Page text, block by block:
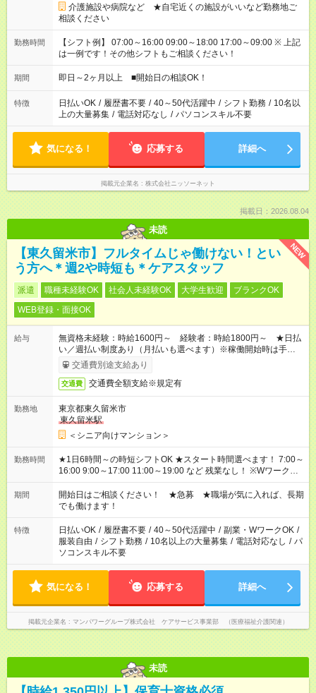
介護施設や病院など ★自宅近くの施設がいいなど勤務地ご
相談ください
勤務時間
【シフト例】 07:00～16:00 09:00～18:00 17:00～09:00 ※ 上記
は一例です！その他シフトもご相談ください！
期間 即日～2ヶ月以上 ■開始日の相談OK！
特徴 日払いOK / 履歴書不要 / 40～50代活躍中 / シフト勤務 / 10名以
上の大量募集 / 電話対応なし / パソコンスキル不要
気になる！ 応募する 詳細へ
掲載元企業名 株式会社ニッソーネット
掲載日：2026.08.04
未読
NEW
【東久留米市】フルタイムじゃ働けない！とい
う方へ＊週2や時短も＊ケアスタッフ
派遣 職種未経験OK 社会人未経験OK 大学生歓迎
ブランクOK
WEB登録・面接OK
給与
無資格未経験：時給1600円～ 経験者：時給1800円～ ★日払
い／週払い制度あり（月払いも選べます）※稼働開始時は手続き
完了次第のお支払いとなります。
交通費別途支給あり
交通費 交通費全額支給※規定有
勤務地
東京都東久留米市
東久留米駅
＜シニア向けマンション＞
勤務時間
★1日6時間～の時短シフトOK ★スタート時間選べます！ 7:00～
16:00 9:00～17:00 11:00～19:00 など 残業なし！ ※Wワークの
場合、他のお仕事と合わせ週40時間超の就業はご案内できませ
ん ※法令に基づき、週20時間以上勤務は社会保険への加入対象
となります ※労働者派遣法（日雇い派遣の原則禁止）により、
短時間・短期間の就業はご案内が難しい場合があります
期間
開始日はご相談ください！ ★急募 ★職場が気に入れば、長期
でも働けます！
特徴 日払いOK / 履歴書不要 / 40～50代活躍中 / 副業・WワークOK /
服装自由 / シフト勤務 / 10名以上の大量募集 / 電話対応なし / パ
ソコンスキル不要
気になる！ 応募する 詳細へ
掲載元企業名 マンパワーグループ株式会社 ケアサービス事業部 （医療福祉介護関連）
未読